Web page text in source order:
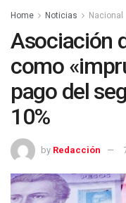
Home Noticias Nacional
Asociación
como
pago del
10%
by Redacción